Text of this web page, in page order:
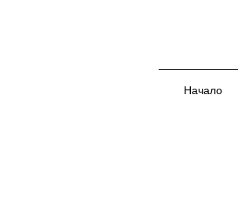
Начало